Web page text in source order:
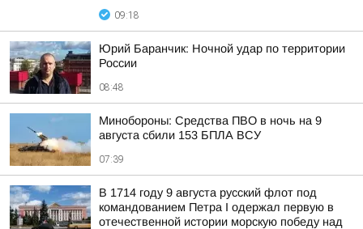
09:18
Юрий Баранчик: Ночной удар по территории
России
08:48
Минобороны: Средства ПВО в ночь на 9
августа сбили 153 БПЛА ВСУ
07:39
В 1714 году 9 августа русский флот под
командованием Петра I одержал первую в
отечественной истории морскую победу над